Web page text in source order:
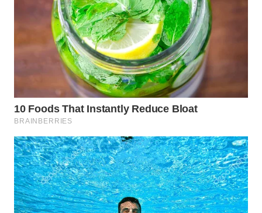
WN
WN
KALTENG
WN
KALTARA
WN
KALSEL